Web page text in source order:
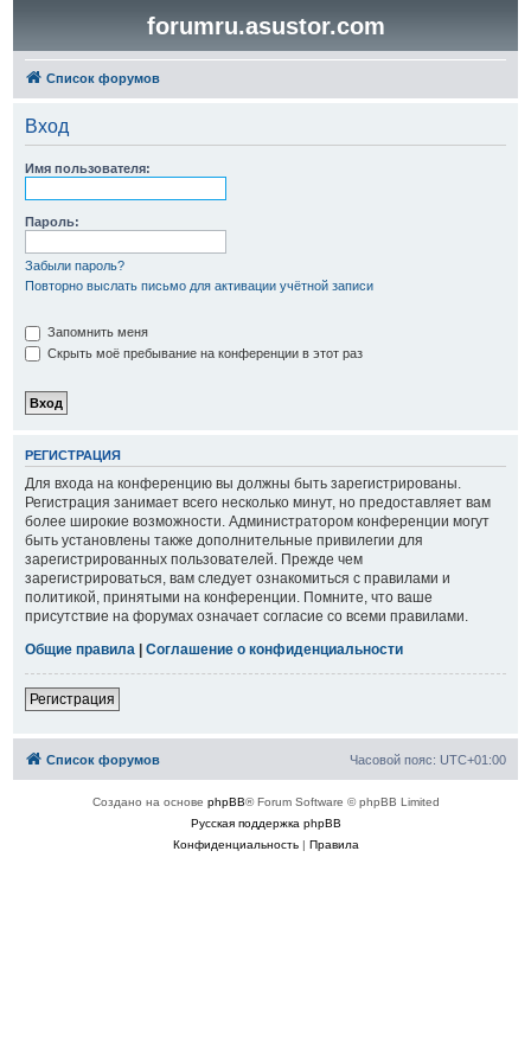
forumru.asustor.com
Список форумов
Вход
Имя пользователя:
Пароль:
Забыли пароль?
Повторно выслать письмо для активации учётной записи
Запомнить меня
Скрыть моё пребывание на конференции в этот раз
РЕГИСТРАЦИЯ
Для входа на конференцию вы должны быть зарегистрированы.
Регистрация занимает всего несколько минут, но предоставляет вам
более широкие возможности. Администратором конференции могут
быть установлены также дополнительные привилегии для
зарегистрированных пользователей. Прежде чем
зарегистрироваться, вам следует ознакомиться с правилами и
политикой, принятыми на конференции. Помните, что ваше
присутствие на форумах означает согласие со всеми правилами.
Общие правила | Соглашение о конфиденциальности
Регистрация
Список форумов Часовой пояс: UTC+01:00
Создано на основе phpBB® Forum Software © phpBB Limited
Русская поддержка phpBB
Конфиденциальность| Правила